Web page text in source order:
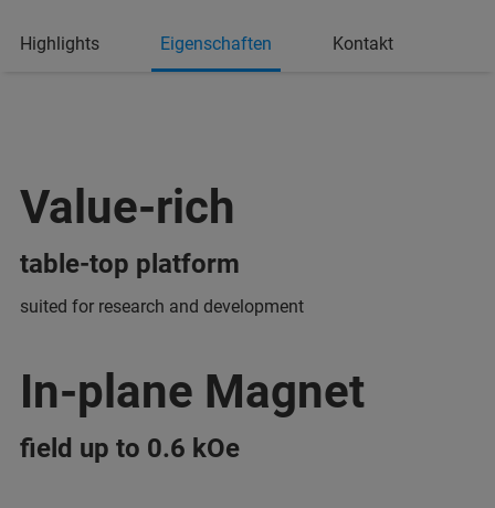
Highlights Eigenschaften Kontakt
Value-rich
table-top platform
suited for research and development
In-plane Magnet
field up to 0.6 kOe